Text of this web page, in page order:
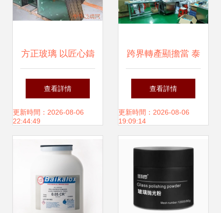
方正玻璃 以匠心鑄
就品質，在臨朐閃
耀的玻璃拋光專家
查看詳情
更新時間：2026-08-06
22:44:49
跨界轉產顯擔當 泰
和首家口罩生產線
正式投產，為疫情
查看詳情
更新時間：2026-08-06
19:09:14